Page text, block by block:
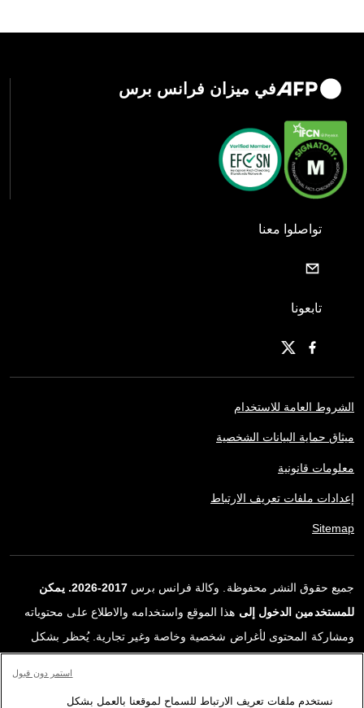
في ميزان فرانس برس
تواصلوا معنا
تابعونا
الشروط العامة للاستخدام
ميثاق حماية البيانات الشخصية
معلومات قانونية
إعدادات ملفات تعريف الارتباط
Sitemap
جميع حقوق النشر محفوظة. وكالة فرانس برس
2017-2026. يمكن
للمستخدمين الدخول إلى هذا الموقع واستخدامه والاطلاع على محتوياته
ومشاركة المحتوى لأغراض شخصية وخاصة وغير تجارية. يُحظر بشكل
نستخدم ملفات تعريف الارتباط للسماح لموقعنا بالعمل بشكل
استمر دون قبول